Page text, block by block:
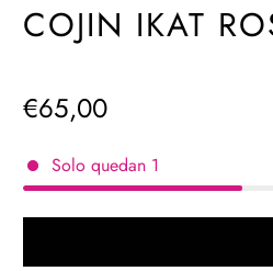
COJIN IKAT
Precio
regular
€65,00
Solo quedan 1